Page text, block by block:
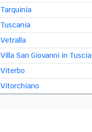
Tarquinia
Tuscania
Vetralla
Villa San Giovanni in Tuscia
Viterbo
Vitorchiano